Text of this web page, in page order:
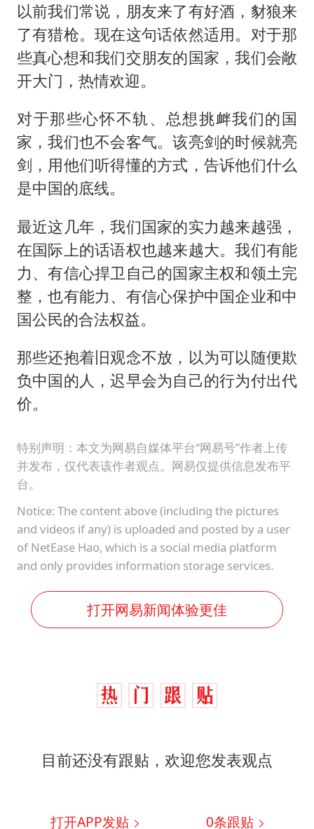
以前我们常说，朋友来了有好酒，豺狼来
了有猎枪。现在这句话依然适用。对于那
些真心想和我们交朋友的国家，我们会敞
开大门，热情欢迎。
对于那些心怀不轨、总想挑衅我们的国
家，我们也不会客气。该亮剑的时候就亮
剑，用他们听得懂的方式，告诉他们什么
是中国的底线。
最近这几年，我们国家的实力越来越强，
在国际上的话语权也越来越大。我们有能
力、有信心捍卫自己的国家主权和领土完
整，也有能力、有信心保护中国企业和中
国公民的合法权益。
那些还抱着旧观念不放，以为可以随便欺
负中国的人，迟早会为自己的行为付出代
价。
特别声明：本文为网易自媒体平台“网易号”作者上传
并发布，仅代表该作者观点。网易仅提供信息发布平
台。
Notice: The content above (including the pictures
and videos if any) is uploaded and posted by a user
of NetEase Hao, which is a social media platform
and only provides information storage services.
打开网易新闻体验更佳
目前还没有跟贴，欢迎您发表观点
打开APP发贴 0条跟贴